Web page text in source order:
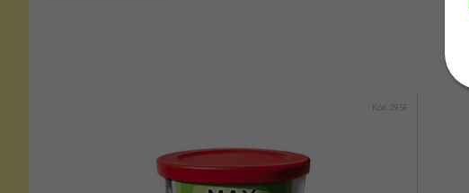
Kód:2956